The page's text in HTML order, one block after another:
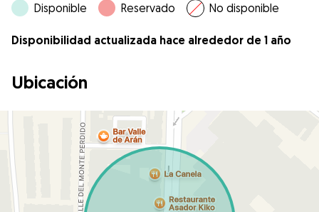
Disponible Reservado No disponible
Disponibilidad actualizada hace alrededor de 1 año
Ubicación